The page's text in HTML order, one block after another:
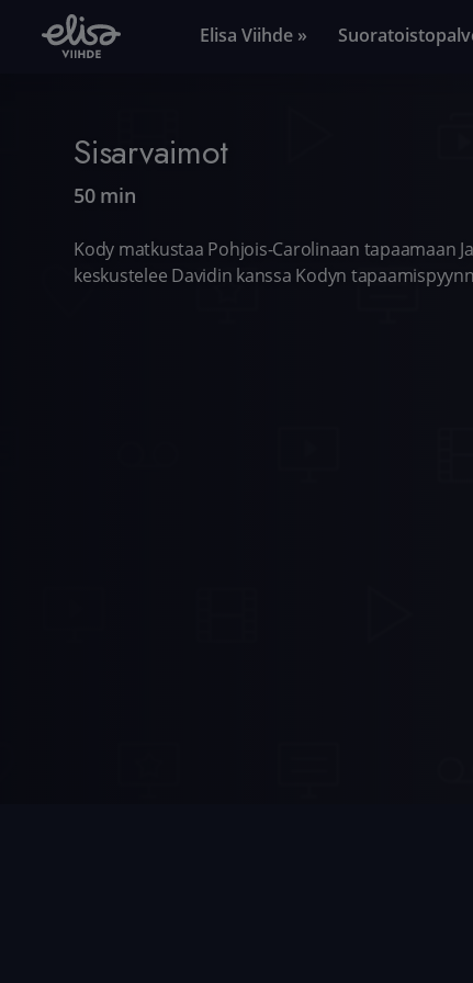
Elisa Viihde »
Sisarvaimot
50 min
Kody matkustaa Pohjois-Carolinaan tapaamaan
keskustelee Davidin kanssa Kodyn